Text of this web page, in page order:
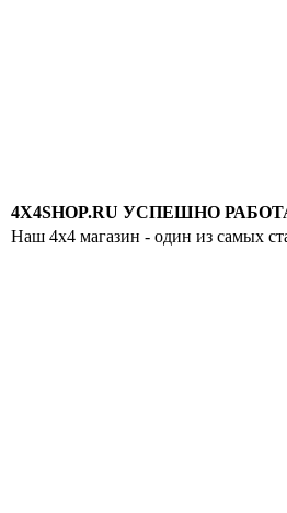
4X4SHOP.RU УСПЕШНО
Наш 4x4 магазин - один из самых